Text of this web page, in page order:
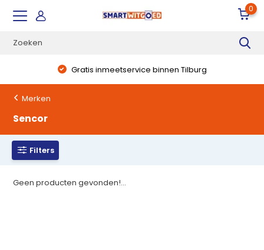
0
Gratis inmeetservice binnen Tilburg
Merken
Sencor
Filters
Geen producten gevonden!...